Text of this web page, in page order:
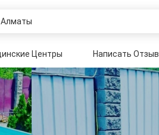
Центры Написать Отзыв